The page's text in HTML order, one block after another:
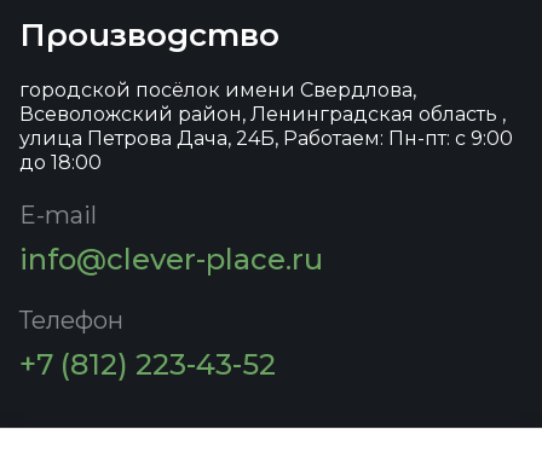
Производство
городской посёлок имени Свердлова,
Всеволожский район, Ленинградская область ,
улица Петрова Дача, 24Б, Работаем: Пн-пт: с 9:00
до 18:00
E-mail
info@clever-place.ru
Телефон
+7 (812) 223-43-52